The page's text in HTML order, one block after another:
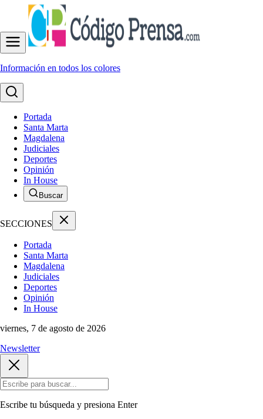
Información en todos los colores
Portada
Santa Marta
Magdalena
Judiciales
Deportes
Opinión
In House
Buscar
SECCIONES
Portada
Santa Marta
Magdalena
Judiciales
Deportes
Opinión
In House
viernes, 7 de agosto de 2026
Newsletter
Escribe tu búsqueda y presiona Enter